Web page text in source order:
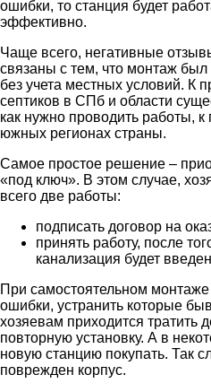
ошибки, то станция будет
эффективно.
Чаще всего, негативные
связаны с тем, что монтаж
без учета местных условий. К
септиков в СПб и области
как нужно проводить работы,
южных регионах страны.
Самое простое решение –
«под ключ». В этом случае,
всего две работы:
подписать договор на
принять работу, после
канализация будет
При самостоятельном
ошибки, устранить которые
хозяевам приходится тратить
повторную установку. А в
новую станцию покупать. Так
поврежден корпус.